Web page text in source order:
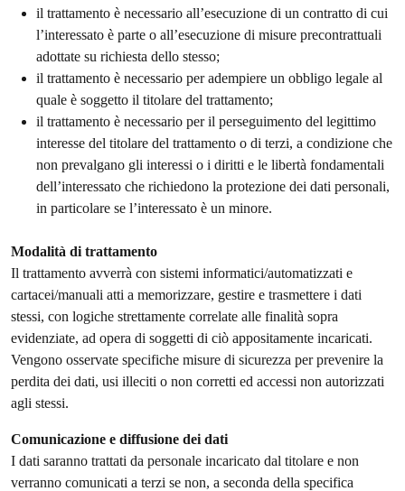
il trattamento è necessario all’esecuzione di un contratto di cui
l’interessato è parte o all’esecuzione di misure precontrattuali
adottate su richiesta dello stesso;
il trattamento è necessario per adempiere un obbligo legale al
quale è soggetto il titolare del trattamento;
il trattamento è necessario per il perseguimento del legittimo
interesse del titolare del trattamento o di terzi, a condizione che
non prevalgano gli interessi o i diritti e le libertà fondamentali
dell’interessato che richiedono la protezione dei dati personali,
in particolare se l’interessato è un minore.
Modalità di trattamento
Il trattamento avverrà con sistemi informatici/automatizzati e
cartacei/manuali atti a memorizzare, gestire e trasmettere i dati
stessi, con logiche strettamente correlate alle finalità sopra
evidenziate, ad opera di soggetti di ciò appositamente incaricati.
Vengono osservate specifiche misure di sicurezza per prevenire la
perdita dei dati, usi illeciti o non corretti ed accessi non autorizzati
agli stessi.
Comunicazione e diffusione dei dati
I dati saranno trattati da personale incaricato dal titolare e non
verranno comunicati a terzi se non, a seconda della specifica